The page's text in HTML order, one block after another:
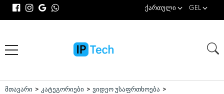
ქართული GEL
მთავარი კატეგორიები
ვიდეო უსაფრთხოება